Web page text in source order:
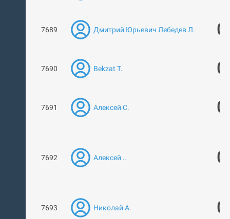
7689 Дмитрий Юрьевич Лебедев Л. 0
7690 Bekzat T. 0
7691 Алексей С. 0
7692 Алексей .. 0
7693 Николай А. 0